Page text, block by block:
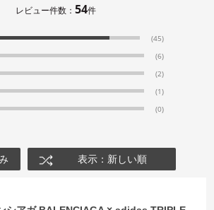
レビュー件数： 54件
(45)
(6)
(2)
(1)
(0)
表示：新しい順